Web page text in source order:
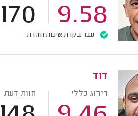
9.58
170
עבר בקרת איכות חוזרת
דוד
דירוג כללי חוות דעת